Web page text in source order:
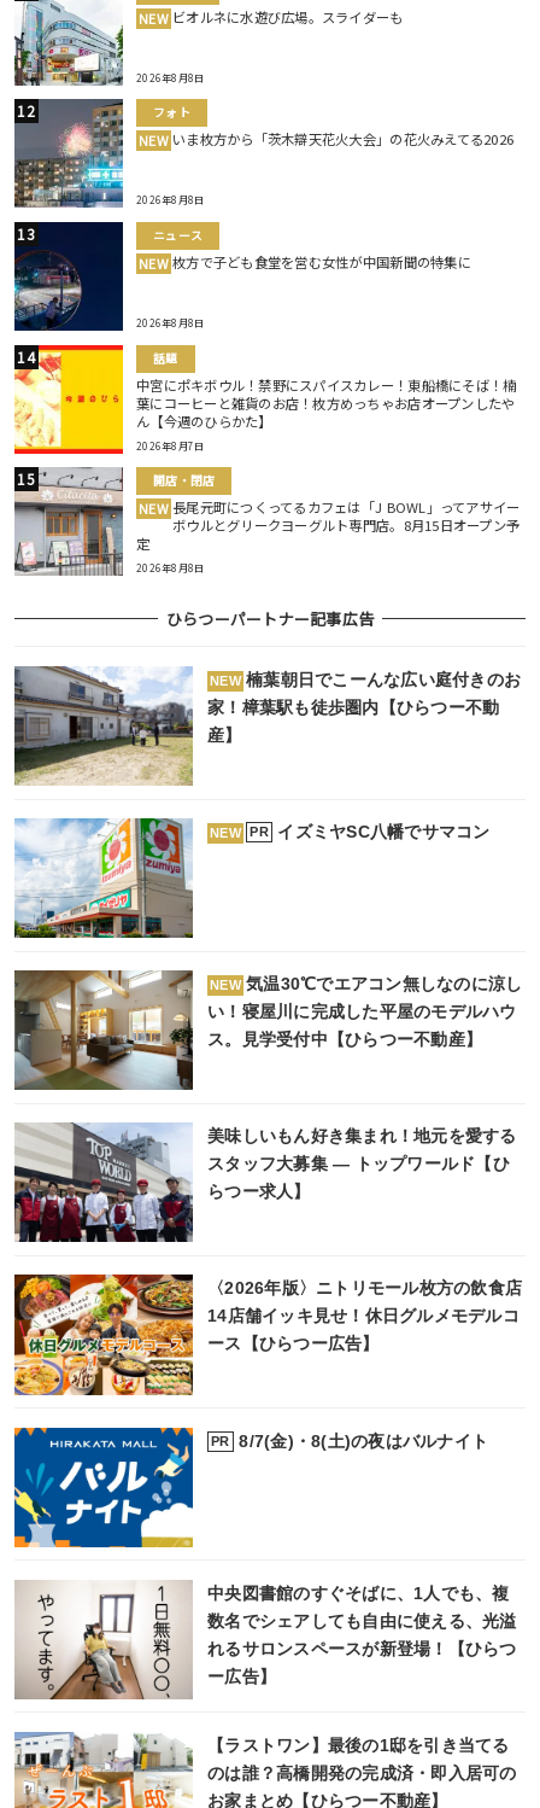
NEW ビオルネに水遊び広場。スライダーも
2026年8月8日
フォト
NEW いま枚方から「茨木辯天花火大会」の花火みえてる2026
2026年8月8日
ニュース
NEW 枚方で子ども食堂を営む女性が中国新聞の特集に
2026年8月8日
話題
中宮にポキボウル！禁野にスパイスカレー！東船橋にそば！楠
葉にコーヒーと雑貨のお店！枚方めっちゃお店オープンしたや
ん【今週のひらかた】
2026年8月7日
開店・閉店
NEW 長尾元町につくってるカフェは「J BOWL」ってアサイー
ボウルとグリークヨーグルト専門店。8月15日オープン予
定
2026年8月8日
ひらつーパートナー記事広告
NEW 楠葉朝日でこーんな広い庭付きのお
家！樟葉駅も徒歩圏内【ひらつー不動
産】
NEW PR イズミヤSC八幡でサマコン
NEW 気温30℃でエアコン無しなのに涼し
い！寝屋川に完成した平屋のモデルハウ
ス。見学受付中【ひらつー不動産】
美味しいもん好き集まれ！地元を愛する
スタッフ大募集 ― トップワールド【ひ
らつー求人】
〈2026年版〉ニトリモール枚方の飲食店
14店舗イッキ見せ！休日グルメモデルコ
ース【ひらつー広告】
PR 8/7(金)・8(土)の夜はバルナイト
中央図書館のすぐそばに、1人でも、複
数名でシェアしても自由に使える、光溢
れるサロンスペースが新登場！【ひらつ
ー広告】
【ラストワン】最後の1邸を引き当てる
のは誰？高橋開発の完成済・即入居可の
お家まとめ【ひらつー不動産】